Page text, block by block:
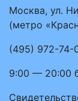
Москва, ул.
(метро
(495) 972-74-
9:00 — 20:00